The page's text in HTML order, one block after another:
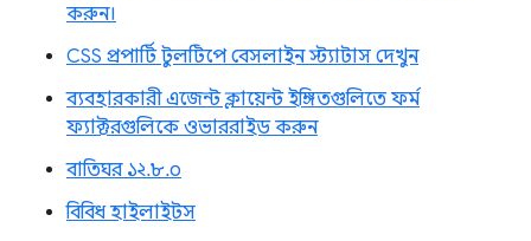
করুন।
CSS প্রপার্টি টুলটিপে বেসলাইন স্ট্যাটাস দেখুন
ব্যবহারকারী এজেন্ট ক্লায়েন্ট ইঙ্গিতগুলিতে ফর্ম
ফ্যাক্টরগুলিকে ওভাররাইড করুন
বাতিঘর ১২.৮.০
বিবিধ হাইলাইটস